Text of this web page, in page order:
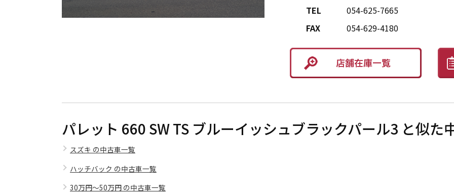
TEL
054-625-7665
FAX
054-629-4180
パレット 660 SW TS ブルーイッシュブラックパール3 と似た
スズキ の中古車一覧
ハッチバック の中古車一覧
30万円～50万円 の中古車一覧